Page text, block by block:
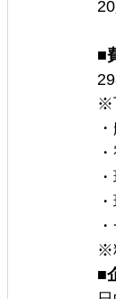
■
※
※
■